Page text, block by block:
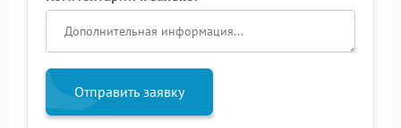
Отправить заявку